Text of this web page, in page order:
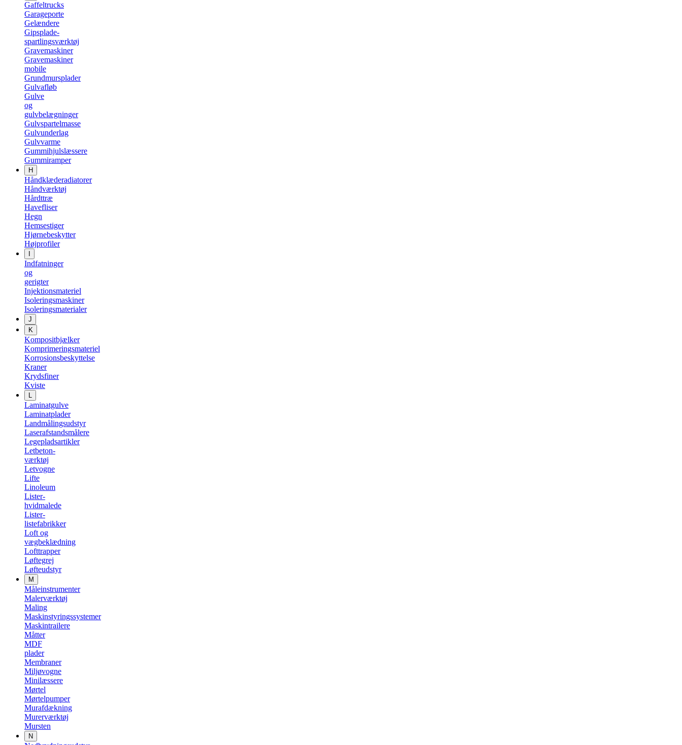
Gaffeltrucks
Garageporte
Gelændere
Gipsplade-
spartlingsværktøj
Gravemaskiner
Gravemaskiner
mobile
Grundmursplader
Gulvafløb
Gulve
og
gulvbelægninger
Gulvspartelmasse
Gulvunderlag
Gulvvarme
Gummihjulslæssere
Gummiramper
H
Håndklæderadiatorer
Håndværktøj
Hårdttræ
Havefliser
Hegn
Hemsestiger
Hjørnebeskytter
Højprofiler
Indfatninger
og
gerigter
Injektionsmateriel
Isoleringsmaskiner
Isoleringsmaterialer
J
K
Kompositbjælker
Komprimeringsmateriel
Korrosionsbeskyttelse
Kraner
Krydsfiner
Kviste
L
Laminatgulve
Laminatplader
Landmålingsudstyr
Laserafstandsmålere
Legepladsartikler
Letbeton-
værktøj
Letvogne
Lifte
Linoleum
Lister-
hvidmalede
Lister-
listefabrikker
Loft og
vægbeklædning
Lofttrapper
Løftegrej
Løfteudstyr
M
Måleinstrumenter
Malerværktøj
Maling
Maskinstyringssystemer
Maskintrailere
Måtter
MDF
plader
Membraner
Miljøvogne
Minilæssere
Mørtel
Mørtelpumper
Murafdækning
Murerværktøj
Mursten
N